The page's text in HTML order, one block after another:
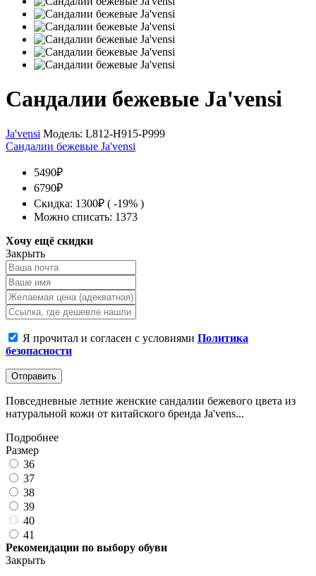
Сандалии бежевые Ja'vensi
Ja'vensi Модель: L812-H915-P999
Сандалии бежевые Ja'vensi
5490₽
6790₽
Скидка: 1300₽ ( -19% )
Можно списать: 1373
Хочу ещё скидки
Закрыть
Я прочитал и согласен с условиями Политика
безопасности
Отправить
Повседневные летние женские сандалии бежевого цвета из
натуральной кожи от китайского бренда Ja'vens...
Подробнее
Размер
36
37
38
39
40
41
Рекомендации по выбору обуви
Закрыть